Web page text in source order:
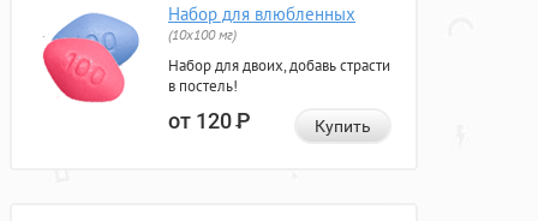
Набор для влюбленных
(10х100 мг)
Набор для двоих, добавь страсти
в постель!
от 120Р Купить